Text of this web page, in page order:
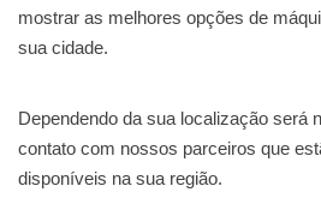
mostrar as melhores opções de
sua cidade.
Dependendo da sua localização será
contato com nossos parceiros que
disponíveis na sua região.